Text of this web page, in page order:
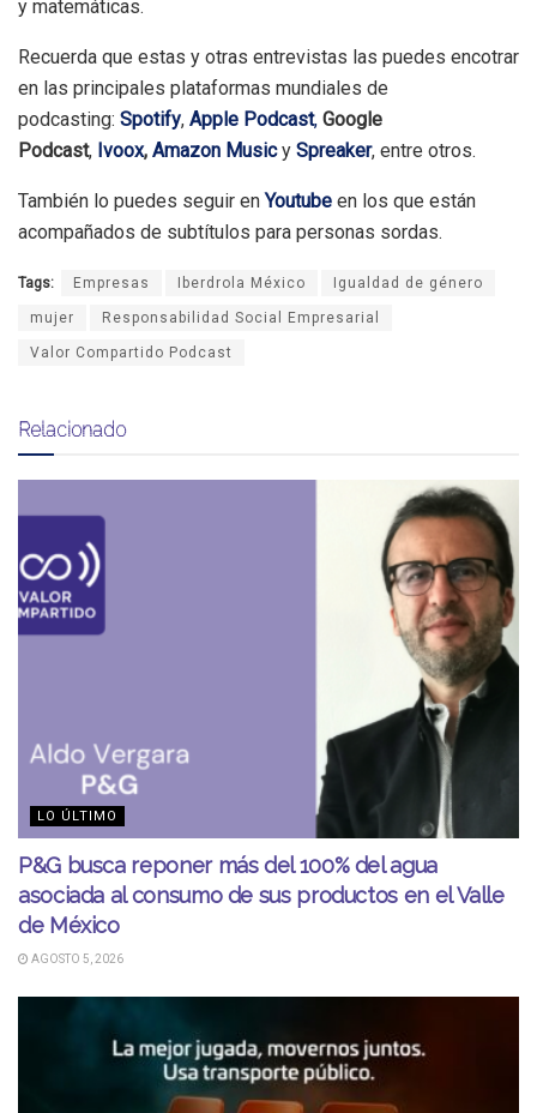
y matemáticas.
Recuerda que estas y otras entrevistas las puedes encotrar
en las principales plataformas mundiales de
podcasting: Spotify, Apple Podcast, Google
Podcast, Ivoox, Amazon Music y Spreaker, entre otros.
También lo puedes seguir en Youtube en los que están
acompañados de subtítulos para personas sordas.
Tags: Empresas Iberdrola México Igualdad de género
mujer Responsabilidad Social Empresarial
Valor Compartido Podcast
Relacionado
LO ÚLTIMO
P&G busca reponer más del 100% del agua
asociada al consumo de sus productos en el Valle
de México
AGOSTO 5, 2026